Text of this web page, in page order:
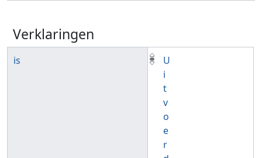
Verklaringen
is
U
i
t
v
o
e
r